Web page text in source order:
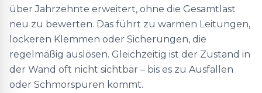
über Jahrzehnte erweitert, ohne die Gesamtlast
neu zu bewerten. Das führt zu warmen Leitungen,
lockeren Klemmen oder Sicherungen, die
regelmäßig auslösen. Gleichzeitig ist der Zustand in
der Wand oft nicht sichtbar – bis es zu Ausfällen
oder Schmorspuren kommt.